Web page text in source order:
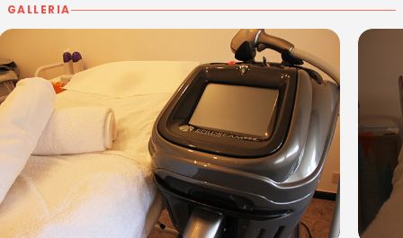
Mercoledì: 9.00 - 19.00
Venerdì 8.30 - 17.00
Sabato: 8.30 - 17.00
HAIR BEAUTY STUDIO
Via San Giovanni, 6
Moimacco (UD)
Tel 0432722371
P.IVA 01476020308
Per ulteriori informazioni sull'offerta o sulle modalità di
acquisto scrivi a
posta@espevia.it
GALLERIA